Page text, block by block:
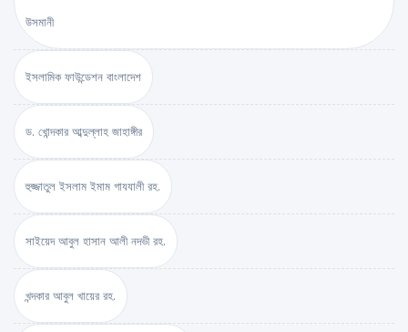
উসমানী
ইসলামিক ফাউন্ডেশন বাংলাদেশ
ড. খোন্দকার আব্দুল্লাহ জাহাঙ্গীর
হুজ্জাতুল ইসলাম ইমাম গাযযালী রহ.
সাইয়েদ আবুল হাসান আলী নদভী রহ.
খন্দকার আবুল খায়ের রহ.